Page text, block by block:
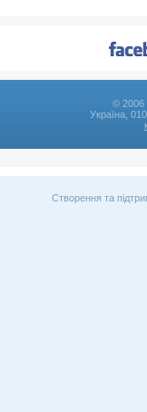
© 2006
Україна,
Створення та